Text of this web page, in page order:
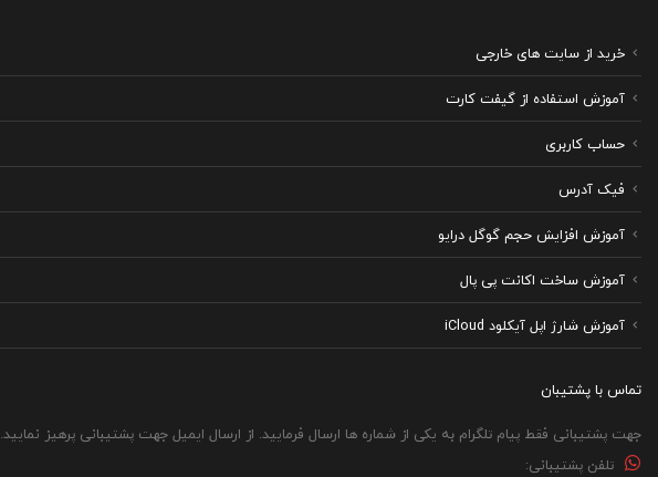
انتخاب
خرید از سایت های خارجی
آموزش استفاده از گیفت کارت
حساب کاربری
فیک آدرس
آموزش افزایش حجم گوگل درایو
آموزش ساخت اکانت پی پال
آموزش شارژ اپل آیکلود iCloud
تماس با پشتیبان
جهت پشتیبانی فقط پیام تلگرام به یکی از شماره ها ارسال فرمایید. از ارسال ایمیل جهت پشتیبانی پرهیز نمایید.
تلفن پشتیبانی: